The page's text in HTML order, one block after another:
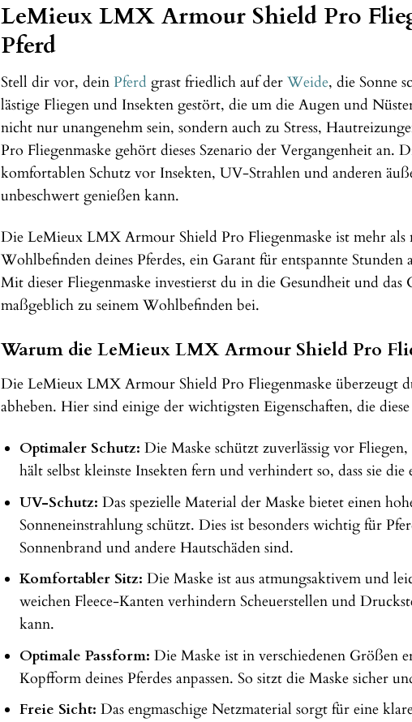
LeMieux LMX Armour Shield Pro
Pferd
Stell dir vor, dein Pferd grast friedlich auf der Weide, die Sonne
lästige Fliegen und Insekten gestört, die um die Augen und
nicht nur unangenehm sein, sondern auch zu Stress,
Pro Fliegenmaske gehört dieses Szenario der Vergangenheit an.
komfortablen Schutz vor Insekten, UV-Strahlen und anderen
unbeschwert genießen kann.
Die LeMieux LMX Armour Shield Pro Fliegenmaske ist mehr als
Wohlbefinden deines Pferdes, ein Garant für entspannte
Mit dieser Fliegenmaske investierst du in die Gesundheit und das
maßgeblich zu seinem Wohlbefinden bei.
Warum die LeMieux LMX Armour Shield Pro
Die LeMieux LMX Armour Shield Pro Fliegenmaske überzeugt
abheben. Hier sind einige der wichtigsten Eigenschaften, die
Optimaler Schutz: Die Maske schützt zuverlässig vor
hält selbst kleinste Insekten fern und verhindert so, dass sie
UV-Schutz: Das spezielle Material der Maske bietet einen
Sonneneinstrahlung schützt. Dies ist besonders wichtig für
Sonnenbrand und andere Hautschäden sind.
Komfortabler Sitz: Die Maske ist aus atmungsaktivem und
weichen Fleece-Kanten verhindern Scheuerstellen und
kann.
Optimale Passform: Die Maske ist in verschiedenen Größen
Kopfform deines Pferdes anpassen. So sitzt die Maske sicher
Freie Sicht: Das engmaschige Netzmaterial sorgt für eine